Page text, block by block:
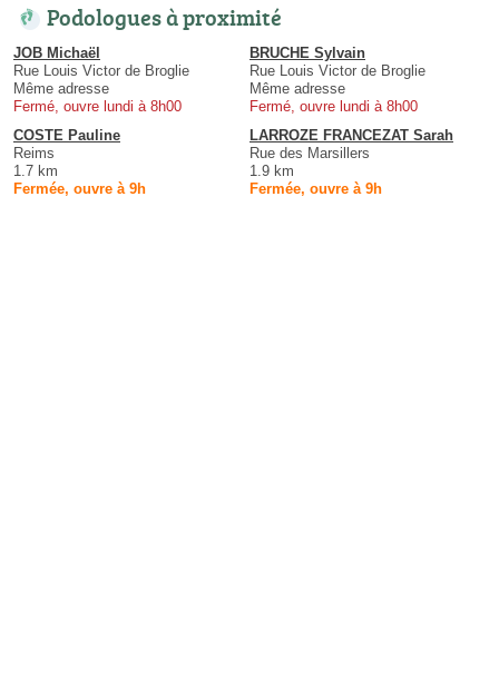
Podologues à proximité
JOB Michaël
Rue Louis Victor de Broglie
Même adresse
Fermé, ouvre lundi à 8h00
BRUCHE Sylvain
Rue Louis Victor de Broglie
Même adresse
Fermé, ouvre lundi à 8h00
COSTE Pauline
Reims
1.7 km
Fermée, ouvre à 9h
LARROZE FRANCEZAT Sarah
Rue des Marsillers
1.9 km
Fermée, ouvre à 9h